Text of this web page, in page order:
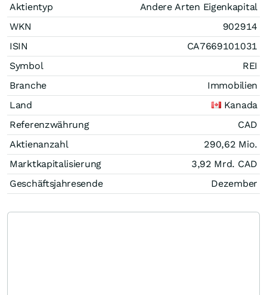
Aktientyp
Andere Arten Eigenkapital
WKN
902914
ISIN
CA7669101031
Symbol
REI
Branche
Immobilien
Land
Kanada
Referenzwährung
CAD
Aktienanzahl
290,62 Mio.
Marktkapitalisierung
3,92 Mrd. CAD
Geschäftsjahresende
Dezember